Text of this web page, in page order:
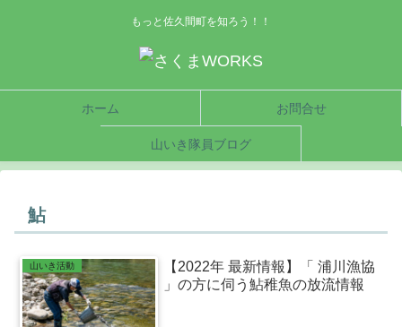
もっと佐久間町を知ろう！！
ホーム お問合せ
山いき隊員ブログ
鮎
山いき活動
【2022年 最新情報】「 浦川漁協
」の方に伺う鮎稚魚の放流情報